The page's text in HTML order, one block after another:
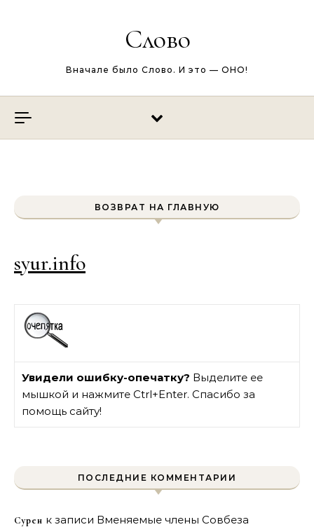
Слово
Вначале было Слово. И это — ОНО!
ВОЗВРАТ НА ГЛАВНУЮ
syur.info
Увидели ошибку-опечатку? Выделите ее
мышкой и нажмите Ctrl+Enter. Спасибо за
помощь сайту!
ПОСЛЕДНИЕ КОММЕНТАРИИ
Сурен к записи Вменяемые члены Совбеза